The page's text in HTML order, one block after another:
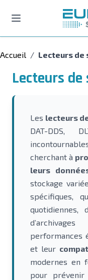
Accueil / Lecteurs de
Lecteurs de
Les lecteurs
DAT-DDS,
cherchant à
leurs
stockage
spécifiques,
quotidiennes,
performances
et leur
modernes en
pour